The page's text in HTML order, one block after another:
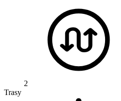
2
Trasy